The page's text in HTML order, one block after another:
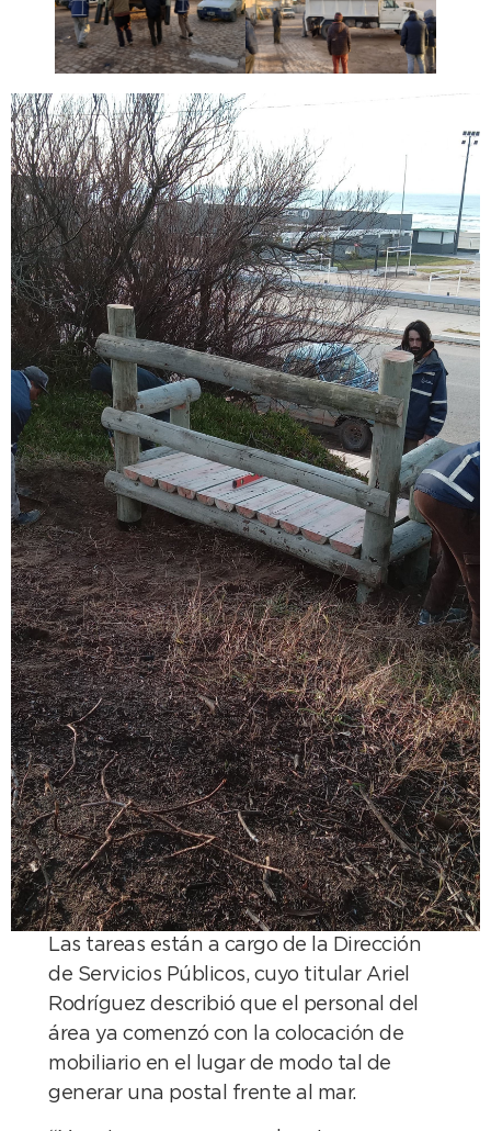
Las tareas están a cargo de la Dirección
de Servicios Públicos, cuyo titular Ariel
Rodríguez describió que el personal del
área ya comenzó con la colocación de
mobiliario en el lugar de modo tal de
generar una postal frente al mar.